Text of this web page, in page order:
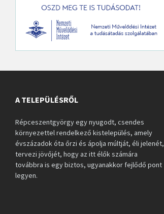
A TELEPÜLÉSRŐL
Répceszentgyörgy egy nyugodt, csendes
környezettel rendelkező kistelepülés, amely
évszázadok óta őrzi és ápolja múltját, éli jelenét,
tervezi jövőjét, hogy az itt élők számára
továbbra is egy biztos, ugyanakkor fejlődő pont
legyen.